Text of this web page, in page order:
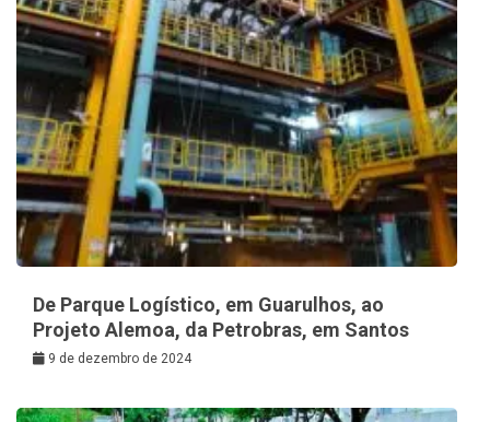
De Parque Logístico, em Guarulhos, ao
Projeto Alemoa, da Petrobras, em Santos
9 de dezembro de 2024